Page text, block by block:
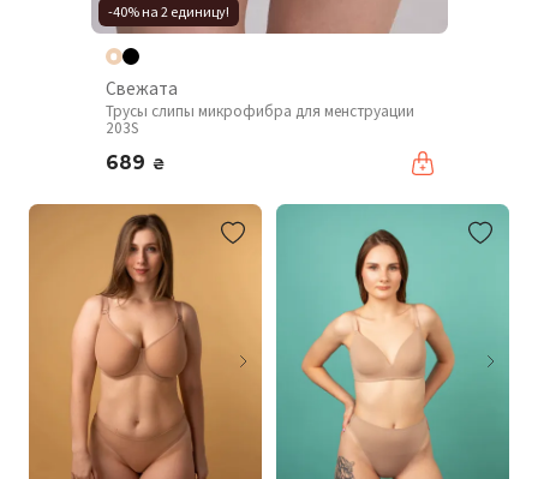
-40% на 2 единицу!
Свежата
Трусы слипы микрофибра для менструации
203S
689 ₴